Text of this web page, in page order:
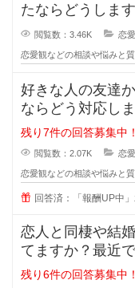
たならどうしますか？ 好意を持って
からの告白、結
閲覧数：3.46K 恋
恋愛観などの相談や悩みと
好きな人の友達
ならどう対応し
階で、2人だとま
残り7件の回答募集中！
閲覧数：2.07K 恋
恋愛観などの相談や悩みと
回答済：「報酬UP中
恋人と同棲や結
てますか？最近
やろうみたいな
残り6件の回答募集中！